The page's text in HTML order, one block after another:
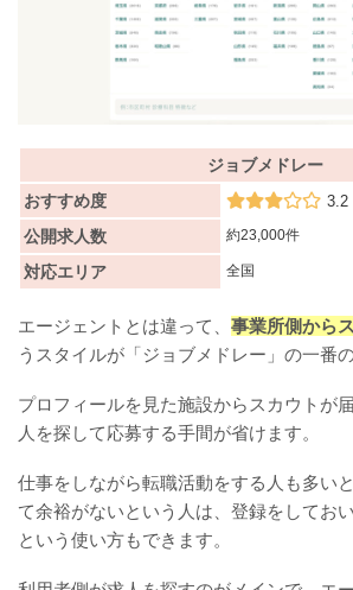
ジョブメドレー
おすすめ度
3.2
公開求人数 約23,000件
対応エリア 全国
エージェントとは違って、 事業所側から
うスタイルが「ジョブメドレー」の一番の
プロフィールを見た施設からスカウトが
人を探して応募する手間が省けます。
仕事をしながら転職活動をする人も多い
て余裕がないという人は、登録をしてお
という使い方もできます。